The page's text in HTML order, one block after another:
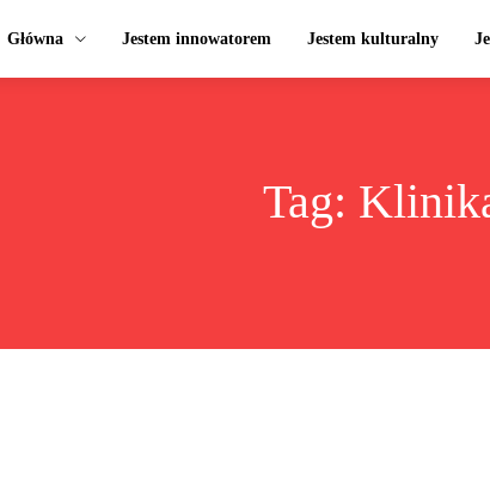
Główna Jestem innowatorem Jestem kulturalny
Tag: